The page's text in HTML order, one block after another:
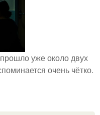
уже около двух
очень чётко.